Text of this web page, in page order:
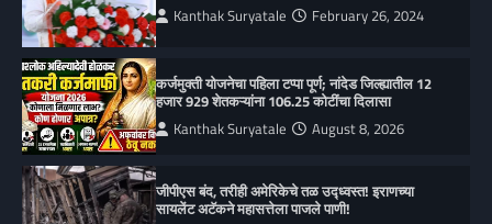
Kanthak Suryatale February 26, 2024
कर्जमुक्ती योजनेचा पहिला टप्पा पूर्ण; नांदेड जिल्ह्यातील 12
हजार 929 शेतकऱ्यांना 106.25 कोटींचा दिलासा
Kanthak Suryatale August 8, 2026
जीपीएस बंद, तरीही अमेरिकेचे तळ उद्ध्वस्त! इराणच्या
सायलेंट अटॅकने महासत्तेला पाजले पाणी!